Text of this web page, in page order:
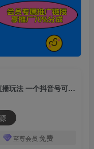
（7030期）外面收费1980抖音卡屏直播玩法 一个抖音号可以撸几百到几千不等【详细玩法
至尊会员 免费